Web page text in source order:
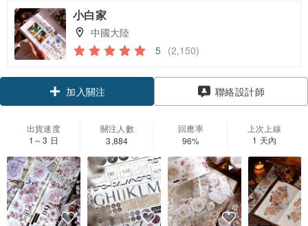
小白家
中國大陸
5 (2,150)
加入關注 聯絡設計師
出貨速度
1～3 日
關注人數
3,884
回應率
96%
上次上線
1 天內